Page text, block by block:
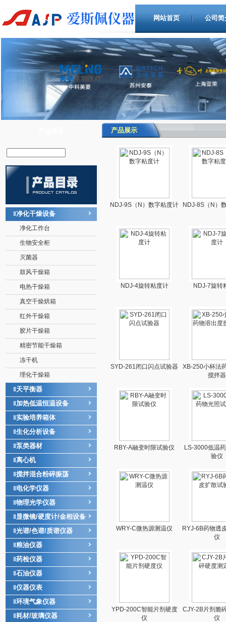
网站首页 公司简
净化干燥设备
净化工作台
生物安全柜
灭菌器
鼓风干燥箱
电热干燥箱
真空干燥烘箱
红外干燥箱
胶片干燥箱
精密节能干燥箱
冻干机
理化干燥箱
天平衡器
加热低温恒温设备
实验培养箱体
生化分析设备
泵类器材
离心机
搅拌混合粉碎振荡
电化学仪器
物理光学仪器
显微镜/硬度计/金相设备
光谱/色谱/质谱仪器
粮油仪器
药检仪器
石油仪器
仪器仪表
环境气象仪器
耗材/玻璃仪器
产品展示
NDJ-9S（N）数字粘度计 NDJ-8S（N）
NDJ-4旋转粘度计 NDJ-7旋转
SYD-261闭口闪点试验器
XB-250小杯法
搅拌器
RBY-A融变时限试验仪
LS-3000低温
验仪
WRY-C微热源测温仪
RYJ-6B药物透
仪
YPD-200C智能片剂硬度
仪
CJY-2B片剂脆
仪